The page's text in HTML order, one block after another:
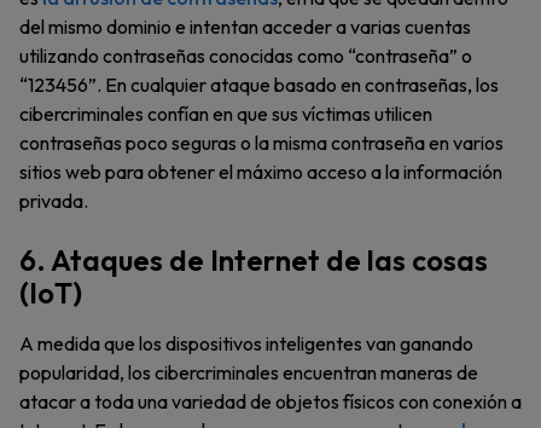
del mismo dominio e intentan acceder a varias cuentas
utilizando contraseñas conocidas como “contraseña” o
“123456”. En cualquier ataque basado en contraseñas, los
cibercriminales confían en que sus víctimas utilicen
contraseñas poco seguras o la misma contraseña en varios
sitios web para obtener el máximo acceso a la información
privada.
6. Ataques de Internet de las cosas
(IoT)
A medida que los dispositivos inteligentes van ganando
popularidad, los cibercriminales encuentran maneras de
atacar a toda una variedad de objetos físicos con conexión a